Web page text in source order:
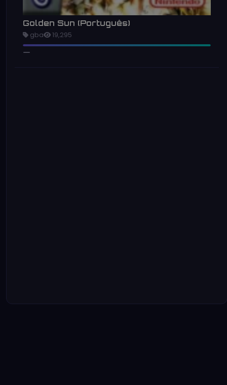
Golden Sun (Português)
gba 19,295